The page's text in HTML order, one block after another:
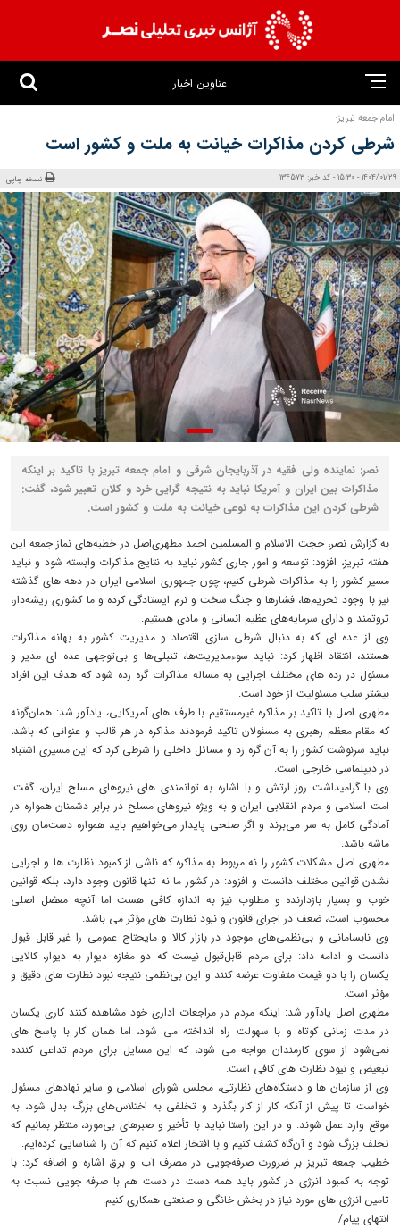
عناوین اخبار
امام جمعه تبریز:
شرطی کردن مذاکرات خیانت به ملت و کشور است
1404/01/29 - 15:30 - کد خبر: 134573 نسخه چاپی
نصر: نماینده ولی فقیه در آذربایجان شرقی و امام جمعه تبریز با تاکید بر اینکه
مذاکرات بین ایران و آمریکا نباید به نتیجه گرایی خرد و کلان تعبیر شود، گفت:
شرطی کردن این مذاکرات به نوعی خیانت به ملت و کشور است.
به گزارش نصر، حجت الاسلام و المسلمین احمد مطهری‌اصل در خطبه‌های نماز جمعه این
هفته تبریز، افزود: توسعه و امور جاری کشور نباید به نتایج مذاکرات وابسته شود و نباید
مسیر کشور را به مذاکرات شرطی کنیم، چون جمهوری اسلامی ایران در دهه های گذشته
نیز با وجود تحریم‌ها، فشارها و جنگ‌ سخت و نرم ایستادگی کرده و ما کشوری ریشه‌دار،
ثروتمند و دارای سرمایه‌های عظیم انسانی و مادی هستیم.
وی از عده ای که به دنبال شرطی‌ سازی اقتصاد و مدیریت کشور به بهانه مذاکرات
هستند، انتقاد اظهار کرد: نباید سوء‌مدیریت‌ها، تنبلی‌ها و بی‌توجهی‌ عده ای مدیر و
مسئول در رده های مختلف اجرایی به مساله مذاکرات گره زده شود که هدف این افراد
بیشتر سلب مسئولیت از خود است.
مطهری اصل با تاکید بر مذاکره غیرمستقیم با طرف های آمریکایی، یادآور شد: همان‌گونه
که مقام معظم رهبری به مسئولان تاکید فرمودند مذاکره در هر قالب و عنوانی که باشد،
نباید سرنوشت کشور را به آن گره زد و مسائل داخلی را شرطی کرد که این مسیری اشتباه
در دیپلماسی خارجی است.
وی با گرامیداشت روز ارتش و با اشاره به توانمندی های نیروهای مسلح ایران، گفت:
امت اسلامی و مردم انقلابی ایران و به‌ ویژه نیروهای مسلح در برابر دشمنان همواره در
آمادگی کامل به سر می‌برند و اگر صلحی پایدار می‌خواهیم باید همواره دست‌مان روی
ماشه باشد.
مطهری اصل مشکلات کشور را نه مربوط به مذاکره که ناشی از کمبود نظارت ها و اجرایی
نشدن قوانین مختلف دانست و افزود: در کشور ما نه‌ تنها قانون وجود دارد، بلکه قوانین
خوب و بسیار بازدارنده و مطلوب نیز به اندازه کافی هست اما آنچه معضل اصلی
محسوب است، ضعف در اجرای قانون و نبود نظارت های مؤثر می باشد.
وی نابسامانی و بی‌نظمی‌های موجود در بازار کالا و مایحتاج عمومی را غیر قابل قبول
دانست و ادامه داد: برای مردم قابل‌قبول نیست که دو مغازه دیوار به دیوار، کالایی
یکسان را با دو قیمت متفاوت عرضه کنند و این بی‌نظمی نتیجه نبود نظارت های دقیق و
مؤثر است.
مطهری اصل یادآور شد: اینکه مردم در مراجعات اداری خود مشاهده کنند کاری یکسان
در مدت زمانی کوتاه و با سهولت راه انداخته می شود، اما همان کار با پاسخ های
نمی‌شود از سوی کارمندان مواجه می شود، که این مسایل برای مردم تداعی کننده
تبعیض و نیود نظارت های کافی است.
وی از سازمان ها و دستگاه‌های نظارتی، مجلس شورای اسلامی و سایر نهادهای مسئول
خواست تا پیش از آنکه کار از کار بگذرد و تخلفی به اختلاس‌های بزرگ بدل شود، به
موقع وارد عمل شوند. و در این راستا نباید با تأخیر و صبرهای بی‌مورد، منتظر بمانیم که
تخلف بزرگ شود و آن‌گاه کشف کنیم و با افتخار اعلام کنیم که آن را شناسایی کرده‌ایم.
خطیب جمعه تبریز بر ضرورت صرفه‌جویی در مصرف آب و برق اشاره و اضافه کرد: با
توجه به کمبود انرژی در کشور باید همه دست در دست هم با صرفه جویی نسبت به
تامین انرژی های مورد نیاز در بخش خانگی و صنعتی همکاری کنیم.
انتهای پیام/